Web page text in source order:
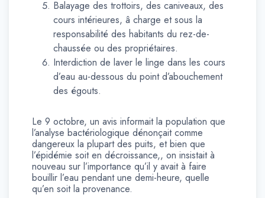
Balayage des trottoirs, des caniveaux, des
cours intérieures, â charge et sous la
responsabilité des habitants du rez-de-
chaussée ou des propriétaires.
Interdiction de laver le linge dans les cours
d’eau au-dessous du point d’abouchement
des égouts.
Le 9 octobre, un avis informait la population que
l’analyse bactériologique dénonçait comme
dangereux la plupart des puits, et bien que
l’épidémie soit en décroissance,, on insistait à
nouveau sur l’importance qu’il y avait à faire
bouillir l’eau pendant une demi-heure, quelle
qu’en soit la provenance.